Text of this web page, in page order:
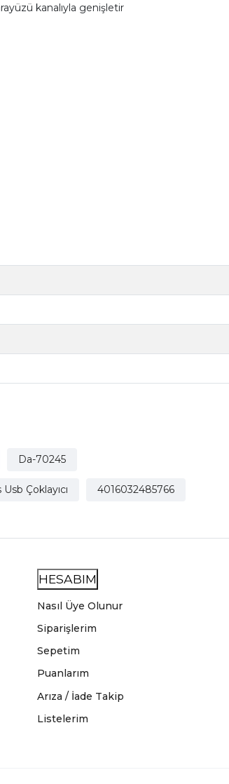
kanalıyla genişletir
Da-70245
Çoklayıcı 4016032485766
HESABIM
Nasıl Üye Olunur
Siparişlerim
Sepetim
Puanlarım
Arıza / İade Takip
Listelerim